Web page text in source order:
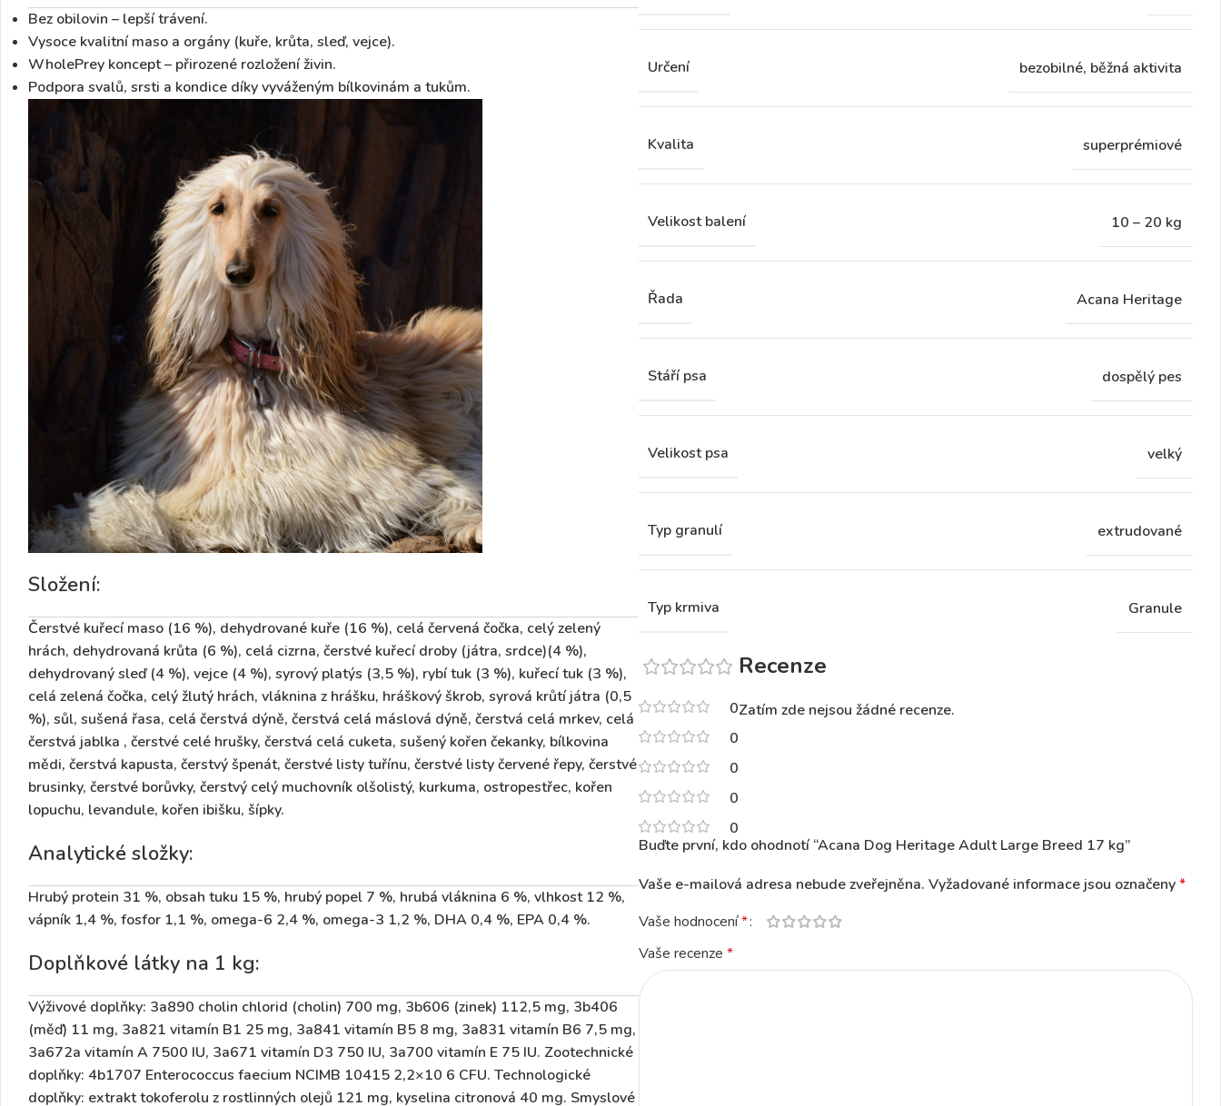
Bez obilovin – lepší trávení.
Vysoce kvalitní maso a orgány (kuře, krůta, sleď, vejce).
WholePrey koncept– přirozené rozložení živin.
Podpora svalů, srsti a kondice díky vyváženým bílkovinám a tukům.
Složení:
Čerstvé kuřecí maso (16 %), dehydrované kuře (16 %), celá červená čočka, celý zelený
hrách, dehydrovaná krůta (6 %), celá cizrna, čerstvé kuřecí droby (játra, srdce)(4 %),
dehydrovaný sleď (4 %), vejce (4 %), syrový platýs (3,5 %), rybí tuk (3 %), kuřecí tuk (3 %),
celá zelená čočka, celý žlutý hrách, vláknina z hrášku, hráškový škrob, syrová krůtí játra (0,5
%), sůl, sušená řasa, celá čerstvá dýně, čerstvá celá máslová dýně, čerstvá celá mrkev, celá
čerstvá jablka , čerstvé celé hrušky, čerstvá celá cuketa, sušený kořen čekanky, bílkovina
mědi, čerstvá kapusta, čerstvý špenát, čerstvé listy tuřínu, čerstvé listy červené řepy, čerstvé
brusinky, čerstvé borůvky, čerstvý celý muchovník olšolistý, kurkuma, ostropestřec, kořen
lopuchu, levandule, kořen ibišku, šípky.
Analytické složky:
Hrubý protein 31 %, obsah tuku 15 %, hrubý popel 7 %, hrubá vláknina 6 %, vlhkost 12 %,
vápník 1,4 %, fosfor 1,1 %, omega-6 2,4 %, omega-3 1,2 %, DHA 0,4 %, EPA 0,4 %.
Doplňkové látky na 1 kg:
Výživové doplňky: 3a890 cholin chlorid (cholin) 700 mg, 3b606 (zinek) 112,5 mg, 3b406
(měď) 11 mg, 3a821 vitamín B1 25 mg, 3a841 vitamín B5 8 mg, 3a831 vitamín B6 7,5 mg,
3a672a vitamín A 7500 IU, 3a671 vitamín D3 750 IU, 3a700 vitamín E 75 IU. Zootechnické
doplňky: 4b1707 Enterococcus faecium NCIMB 10415 2,2×10 6 CFU. Technologické
doplňky: extrakt tokoferolu z rostlinných olejů 121 mg, kyselina citronová 40 mg. Smyslové
Určení bezobilné, běžná aktivita
Kvalita superprémiové
Velikost balení 10 – 20 kg
Řada Acana Heritage
Stáří psa dospělý pes
Velikost psa velký
Typ granulí extrudované
Typ krmiva Granule
0
0
0
0
0
Recenze
Zatím zde nejsou žádné recenze.
Buďte první, kdo ohodnotí “Acana Dog Heritage Adult Large Breed 17 kg”
Vaše e-mailová adresa nebude zveřejněna. Vyžadované informace jsou označeny*
Vaše hodnocení*
Vaše recenze *